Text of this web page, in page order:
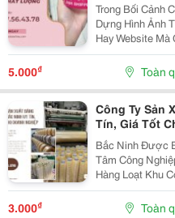
Trong Bối Cảnh
Dựng Hình Ảnh
Hay Website Mà
Tiết Trong Quá
Những Giải
5.000₫ Toàn
Công Ty Sản
Tín, Giá Tốt
Bắc Ninh Được
Tâm Công
Hàng Loạt Khu
Ninh, Yên
Sơn... Sự Phát
3.000₫ Toàn